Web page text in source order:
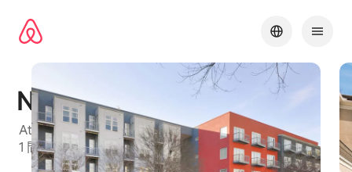
Newbergh ATL
Atlanta Metro⁠的 Airbnb 友⁠善公⁠寓大⁠樓⁠，可⁠選房⁠型包⁠括
1 間臥室和2 間臥室
1 / 29